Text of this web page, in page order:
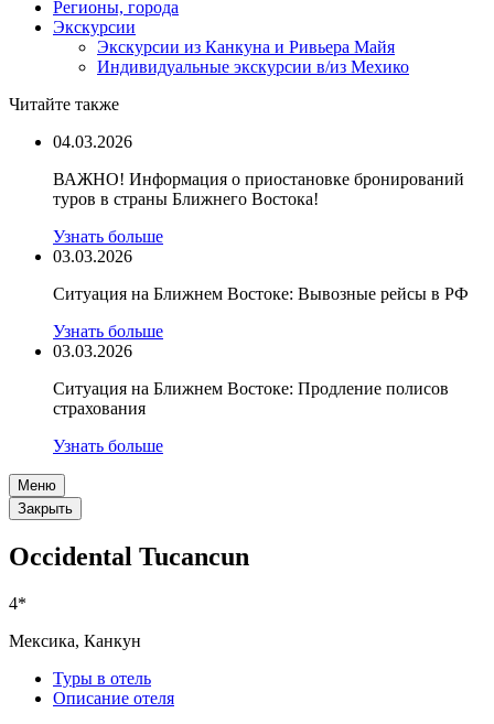
Регионы, города
Экскурсии
Экскурсии из Канкуна и Ривьера Майя
Индивидуальные экскурсии в/из Мехико
Читайте также
04.03.2026
ВАЖНО! Информация о приостановке бронирований
туров в страны Ближнего Востока!
Узнать больше
03.03.2026
Ситуация на Ближнем Востоке: Вывозные рейсы в РФ
Узнать больше
03.03.2026
Ситуация на Ближнем Востоке: Продление полисов
страхования
Узнать больше
Меню
Закрыть
Occidental Tucancun
4*
Мексика, Канкун
Туры в отель
Описание отеля